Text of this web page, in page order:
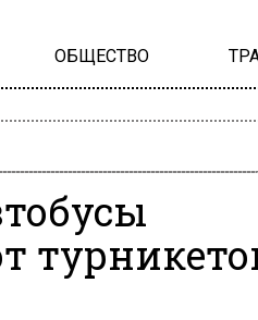
ОБЩЕСТВО